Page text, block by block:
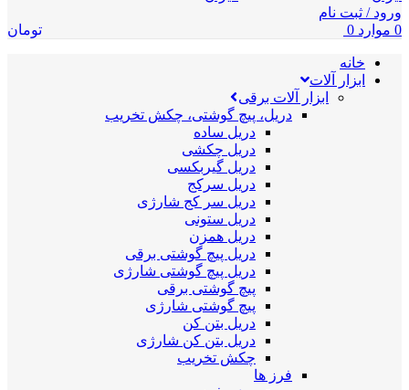
ورود / ثبت نام
0 موارد 0 تومان
خانه
ابزار آلات
ابزار آلات برقی
دریل، پیچ گوشتی، چکش تخریب
دریل ساده
دریل چکشی
دریل گیربکسی
دریل سرکج
دریل سر کج شارژی
دریل ستونی
دریل همزن
دریل پیچ گوشتی برقی
دریل پیچ گوشتی شارژی
پیچ گوشتی برقی
پیچ گوشتی شارژی
دریل بتن کن
دریل بتن کن شارژی
چکش تخریب
فرز ها